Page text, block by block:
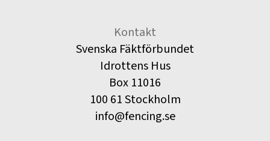
Kontakt
Svenska Fäktförbundet
Idrottens Hus
Box 11016
100 61 Stockholm
info@fencing.se